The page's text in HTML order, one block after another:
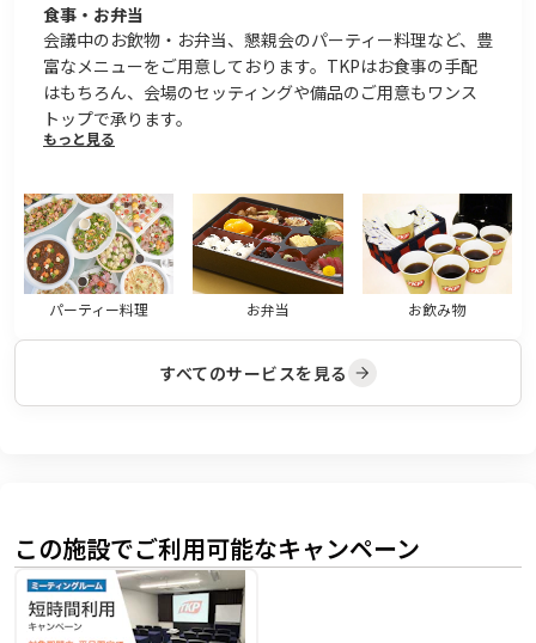
食事・お弁当
会議中のお飲物・お弁当、懇親会のパーティー料理など、豊
富なメニューをご用意しております。TKPはお食事の手配
はもちろん、会場のセッティングや備品のご用意もワンス
トップで承ります。
もっと見る
パーティー料理 お弁当 お飲み物
すべてのサービスを見る
この施設でご利用可能なキャンペーン